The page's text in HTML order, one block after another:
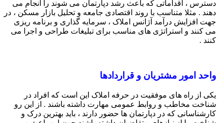
دسترس ، اقداماتی که باعث رشد دپارتمان می شوند را انجام می
دهند . مثلا متناسب با روند اقتصادی جامعه و تحلیل بازار مسکن ، در
جهت افزایش درآمد آژانس املاک ، سرمایه گذاری و برنامه ریزی
می کنند و استراتژی های مناسب برای تبلیغات طراحی و اجرا می
کنند .
واحد امور مشتریان و قراردادها
یکی از راه های موفقیت در حرفه املاک این است که افراد در
شناخت مخاطب و روابط عمومی مهارت داشته باشند . از این رو
کارشناسانی که در دپارتمان ها حضور دارند ، باید بهترین درک و